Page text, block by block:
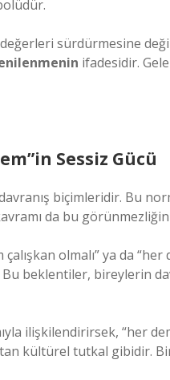
sürdürmesine
ifadesidir.
Sessiz Gücü
biçimleridir. Bu
da bu görünmezliğin
olmalı” ya da
beklentiler, bireylerin
ilişkilendirirsek, “her
kültürel tutkal gibidir.